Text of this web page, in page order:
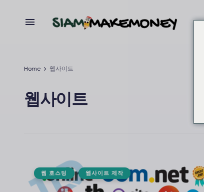
Home 웹사이트
웹사이트
웹 호스팅 웹사이트 제작